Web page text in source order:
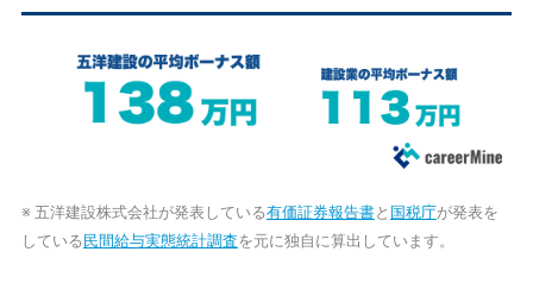
※ 五洋建設株式会社が発表している有価証券報告書と 国税庁が発表を
している 民間給与実態統計調査を元に独自に算出しています。